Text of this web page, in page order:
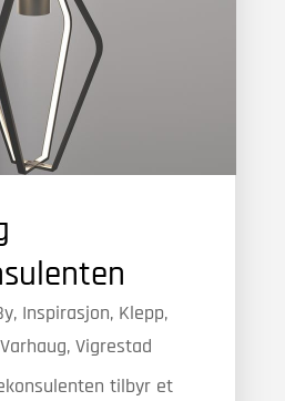
, Inspirasjon, Klepp,
Varhaug, Vigrestad
tilbyr et